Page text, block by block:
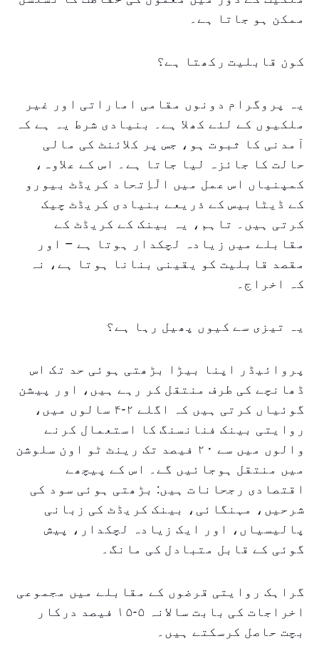
ممکن ہو جاتا ہے۔
کون قابلیت رکھتا ہے؟
یہ پروگرام دونوں مقامی اماراتی اور غیر
ملکیوں کے لئے کھلا ہے۔ بنیادی شرط یہ ہے کہ
آمدنی کا ثبوت ہو، جس پر کلائنٹ کی مالی
حالت کا جائزہ لیا جاتا ہے۔ اس کے علاوہ،
کمپنیاں اس عمل میں الْاِتحاد کریڈٹ بیورو
کے ڈیٹابیس کے ذریعے بنیادی کریڈٹ چیک
کرتی ہیں۔ تاہم، یہ بینک کے کریڈٹ کے
مقابلے میں زیادہ لچکدار ہوتا ہے – اور
مقصد قابلیت کو یقینی بنانا ہوتا ہے، نہ
کہ اخراج۔
یہ تیزی سے کیوں پھیل رہا ہے؟
پروائیڈر اپنا بیڑا بڑھتی ہوئی حد تک اس
ڈھانچے کی طرف منتقل کر رہے ہیں، اور پیشن
گوئیاں کرتی ہیں کہ اگلے ۲-۴ سالوں میں،
روایتی بینک فنانسنگ کا استعمال کرنے
والوں میں سے ۲۰ فیصد تک رینٹ ٹو اون سلوشن
میں منتقل ہوجائیں گے۔ اس کے پیچھے
اقتصادی رجحانات ہیں: بڑھتی ہوئی سود کی
شرحیں، مہنگائی، بینک کریڈٹ کی زبانی
پالیسیاں، اور ایک زیادہ لچکدار، پیش
گوئی کے قابل متبادل کی مانگ۔
گراہک روایتی قرضوں کے مقابلے میں مجموعی
اخراجات کی بابت سالانہ ۵-۱۵ فیصد درکار
بچت حاصل کرسکتے ہیں۔